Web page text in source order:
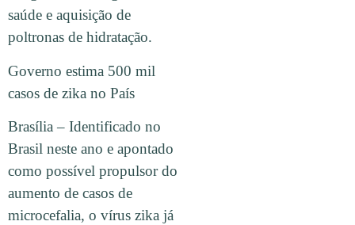
saúde e aquisição de
poltronas de hidratação.
Governo estima 500 mil
casos de zika no País
Brasília – Identificado no
Brasil neste ano e apontado
como possível propulsor do
aumento de casos de
microcefalia, o vírus zika já